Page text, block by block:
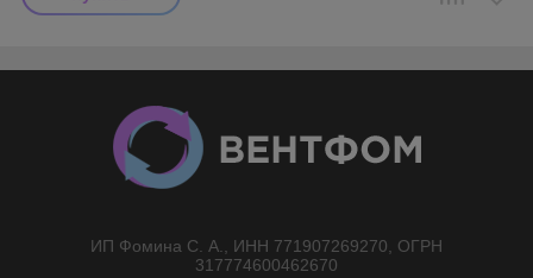
ИП Фомина С. А., ИНН 771907269270, ОГРН
317774600462670